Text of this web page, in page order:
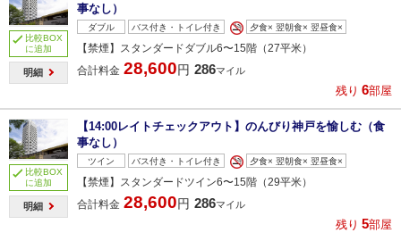
比較BOX
に追加
明細
事なし）
ダブル バス付き・トイレ付き 夕食× 翌朝食× 翌昼食×
【禁煙】スタンダードダブル6〜15階（27平米）
合計料金 28,600円 286マイル
残り 6部屋
比較BOX
に追加
明細
【14:00レイトチェックアウト】のんびり神戸を愉しむ（食
事なし）
ツイン バス付き・トイレ付き 夕食× 翌朝食× 翌昼食×
【禁煙】スタンダードツイン6〜15階（29平米）
合計料金 28,600円 286マイル
残り 5部屋